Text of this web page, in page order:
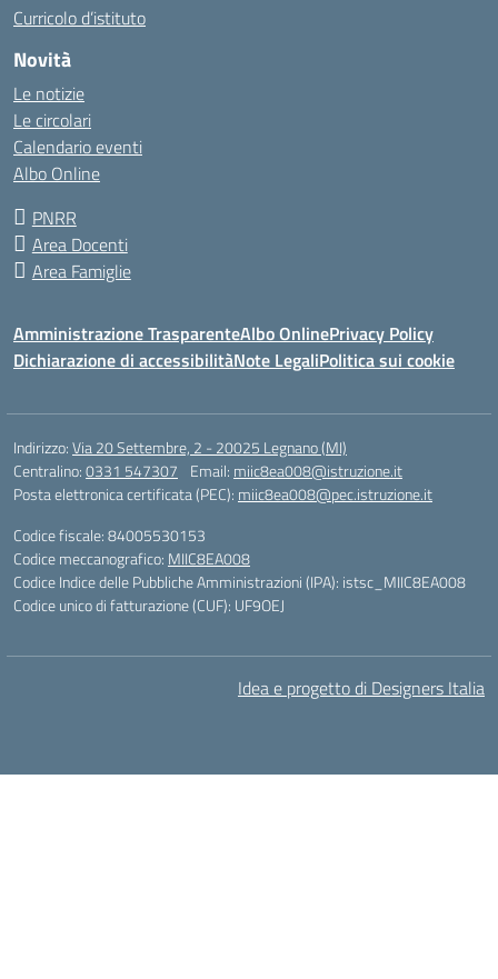
Curricolo d’istituto
Novità
Le notizie
Le circolari
Calendario eventi
Albo Online
PNRR
Area Docenti
Area Famiglie
Amministrazione TrasparenteAlbo OnlinePrivacy Policy
Dichiarazione di accessibilitàNote LegaliPolitica sui cookie
Indirizzo:Via 20 Settembre, 2 - 20025 Legnano (MI)
Centralino:0331 547307 Email: miic8ea008@istruzione.it
Posta elettronica certificata (PEC): miic8ea008@pec.istruzione.it
Codice fiscale: 84005530153
Codice meccanografico: MIIC8EA008
Codice Indice delle Pubbliche Amministrazioni (IPA): istsc_MIIC8EA008
Codice unico di fatturazione (CUF): UF9OEJ
Idea e progetto di Designers Italia